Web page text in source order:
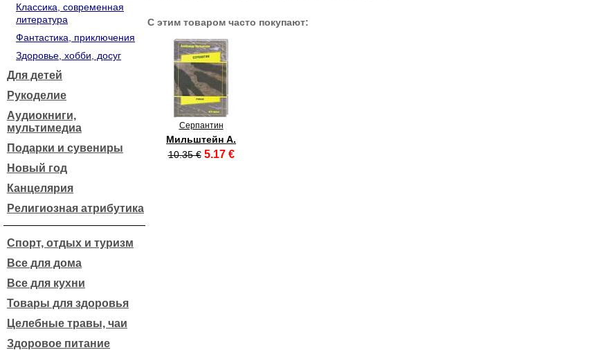
Классика, современная
литература
Фантастика, приключения
Здоровье, хобби, досуг
Для детей
Рукоделие
Аудиокниги,
мультимедиа
Подарки и сувениры
Новый год
Канцелярия
Религиозная атрибутика
Спорт, отдых и туризм
Все для дома
Все для кухни
Товары для здоровья
Целебные травы, чаи
Здоровое питание
С этим товаром часто покупают:
Серпантин
Мильштейн А.
10.35 € 5.17 €